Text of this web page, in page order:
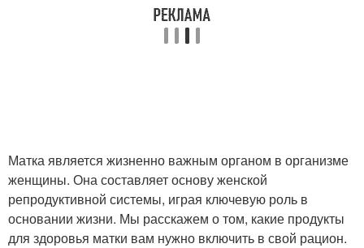
Матка является жизненно важным органом в организме
женщины. Она составляет основу женской
репродуктивной системы, играя ключевую роль в
основании жизни. Мы расскажем о том, какие продукты
для здоровья матки вам нужно включить в свой рацион.